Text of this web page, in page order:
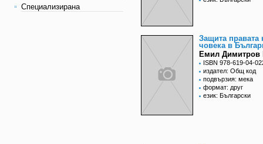
Специализирана
Защита правата
човека в
Емил Димитров
ISBN 978-619-04-
издател: Общ код
подвързия: мека
формат: друг
език: Български